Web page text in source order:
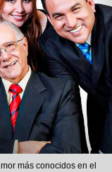
más conocidos en el